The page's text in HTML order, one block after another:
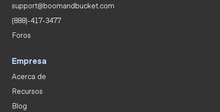
support@boomandbucket.com
(888)-417-3477
Foros
Empresa
Acerca de
Recursos
Blog